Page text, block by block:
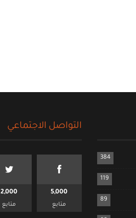
384
119
89
التواصل الاجتماعي
5,000
متابع
2,000
متابع